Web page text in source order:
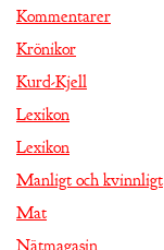
Kommentarer
Krönikor
Kurd-Kjell
Lexikon
Lexikon
Manligt och kvinnligt
Mat